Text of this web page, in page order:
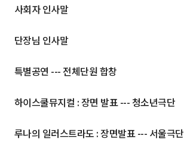
사회자 인사말
단장님 인사말
특별공연 --- 전체단원 합창
하이스쿨뮤지컬 : 장면 발표 --- 청소년극단
루나의 일러스트라도 : 장면발표 --- 서울극단